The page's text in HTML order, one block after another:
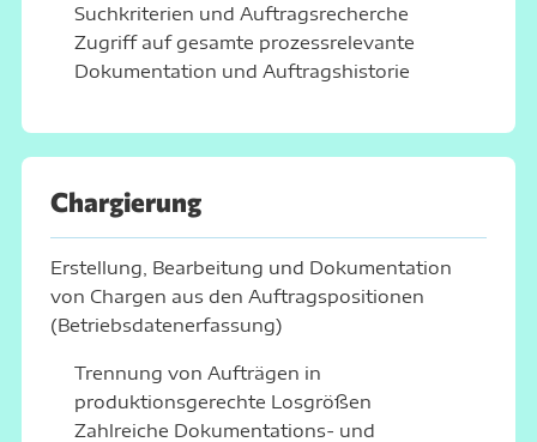
Suchkriterien und Auftragsrecherche
Zugriff auf gesamte prozessrelevante
Dokumentation und Auftragshistorie
Chargierung
Erstellung, Bearbeitung und Dokumentation
von Chargen aus den Auftragspositionen
(Betriebsdatenerfassung)
Trennung von Aufträgen in
produktionsgerechte Losgrößen
Zahlreiche Dokumentations- und